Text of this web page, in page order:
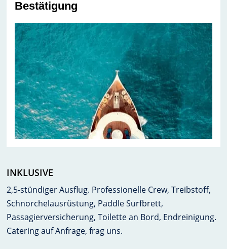
Bestätigung
INKLUSIVE
2,5-stündiger Ausflug. Professionelle Crew, Treibstoff,
Schnorchelausrüstung, Paddle Surfbrett,
Passagierversicherung, Toilette an Bord, Endreinigung.
Catering auf Anfrage, frag uns.